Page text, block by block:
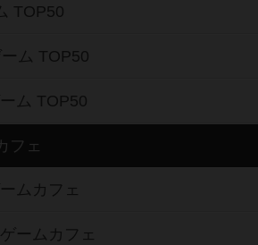
TOP50
ム TOP50
ム TOP50
フェ
ムカフェ
ームカフェ